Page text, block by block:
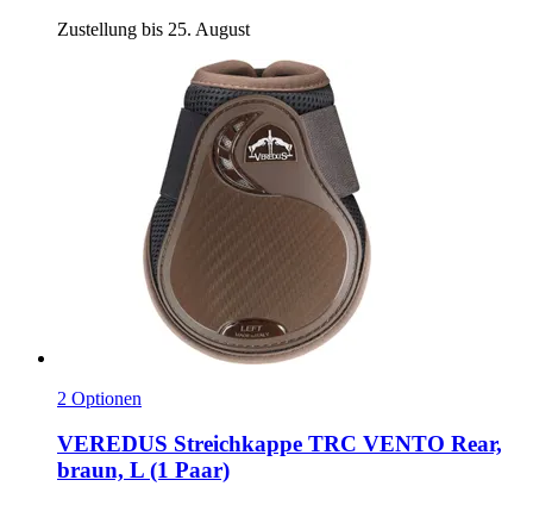
Zustellung bis 25. August
2 Optionen
VEREDUS Streichkappe TRC VENTO Rear,
braun, L (1 Paar)